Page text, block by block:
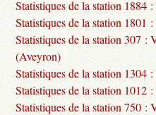
Statistiques de la station
Statistiques de la station 1801
Statistiques de la station 307 :
(Aveyron)
Statistiques de la station 1304
Statistiques de la station 1012
Statistiques de la station 750 :